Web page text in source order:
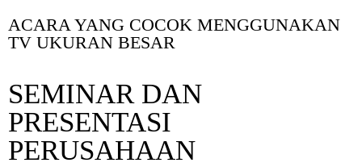
ACARA YANG COCOK MENGGUNAKAN
TV UKURAN BESAR
SEMINAR DAN
PRESENTASI
PERUSAHAAN